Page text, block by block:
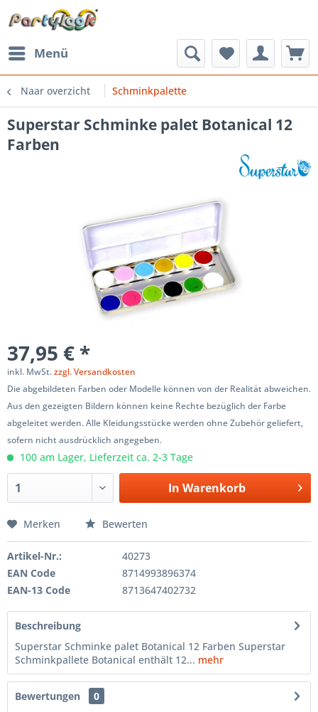
Menü
Naar overzicht Schminkpalette
Superstar Schminke palet Botanical 12
Farben
37,95 € *
inkl. MwSt.zzgl. Versandkosten
Die abgebildeten Farben oder Modelle können von der Realität abweichen.
Aus den gezeigten Bildern können keine Rechte bezüglich der Farbe
abgeleitet werden. Alle Kleidungsstücke werden ohne Zubehör geliefert,
sofern nicht ausdrücklich angegeben.
100 am Lager, Lieferzeit ca. 2-3 Tage
In Warenkorb
Merken Bewerten
Artikel-Nr.:
40273
EAN Code
8714993896374
EAN-13 Code
8713647402732
Beschreibung
Superstar Schminke palet Botanical 12 Farben Superstar
Schminkpallete Botanical enthält 12... mehr
Bewertungen
0